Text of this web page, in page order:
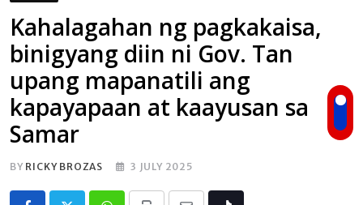
Kahalagahan ng pagkakaisa,
binigyang diin ni Gov. Tan
upang mapanatili ang
kapayapaan at kaayusan sa
Samar
BY RICKY BROZAS 3 JULY 2025